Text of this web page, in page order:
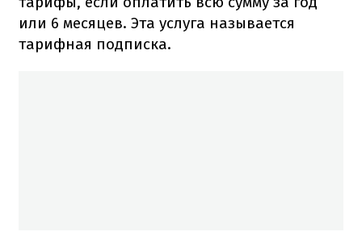
или 6 месяцев. Эта услуга называется
тарифная подписка.